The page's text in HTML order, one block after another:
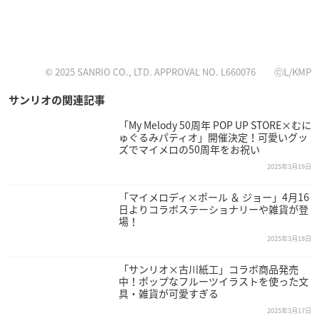
© 2025 SANRIO CO., LTD. APPROVAL NO. L660076 ⓒL/KMP
サンリオの関連記事
「My Melody 50周年 POP UP STORE×むに
ゅぐるみパティオ」開催決定！可愛いグッ
ズでマイメロの50周年をお祝い
2025年3月19日
「マイメロディ×ポール ＆ ジョー」4月16
日よりコラボステーショナリーや雑貨が登
場！
2025年3月18日
「サンリオ×古川紙工」コラボ商品発売
中！ポップなフルーツイラストを使った文
具・雑貨が可愛すぎる
2025年3月17日